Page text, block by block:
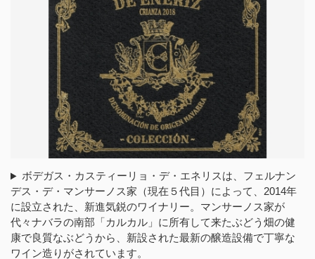
ボデガス・カスティーリョ・デ・エネリスは、フェルナン
デス・デ・マンサーノス家（現在５代目）によって、2014年
に設立された、新進気鋭のワイナリー。マンサーノス家が
代々ナバラの南部「カルカル」に所有して来たぶどう畑の健
康で良質なぶどうから、新設された最新の醸造設備で丁寧な
ワイン造りがされています。